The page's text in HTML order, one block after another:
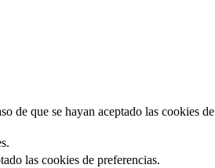
de que se hayan aceptado las cookies de
las cookies de preferencias.